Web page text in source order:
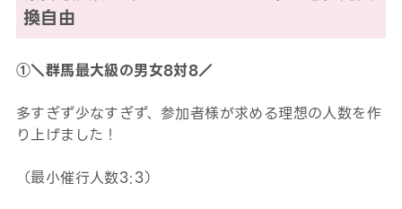
換自由
①＼群馬最大級の男女8対8／
多すぎず少なすぎず、参加者様が求める理想の人数を作
り上げました！
（最小催行人数3:3）